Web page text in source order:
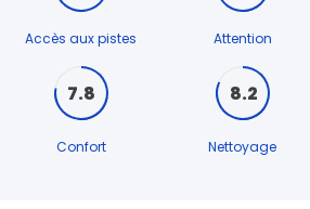
Accès aux pistes Attention
7.8
Confort
8.2
Nettoyage